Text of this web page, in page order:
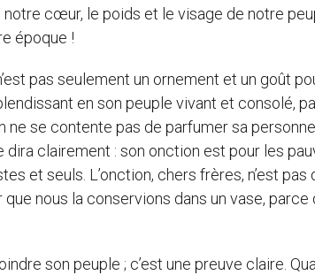
cœur, le poids et le visage de notre
époque !
pas seulement un ornement et un goût
en son peuple vivant et consolé,
ne se contente pas de parfumer sa
clairement : son onction est pour les
et seuls. L’onction, chers frères, n’est
nous la conservions dans un vase, parce
son peuple ; c’est une preuve claire.